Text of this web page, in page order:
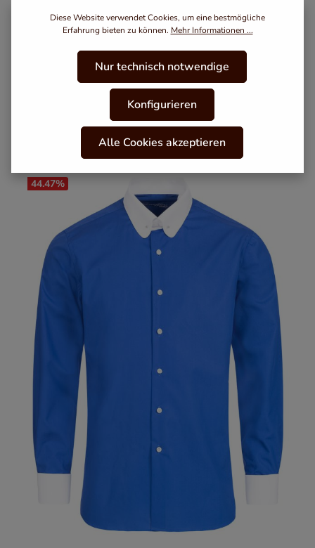
Blau gestreiftes Modern Cut Royal Line Schaeffer
Hemd mit Club Kragen
159,95 €*
44.47%
Diese Website verwendet Cookies, um eine bestmögliche
Erfahrung bieten zu können. Mehr Informationen ...
Nur technisch notwendige
Konfigurieren
Alle Cookies akzeptieren